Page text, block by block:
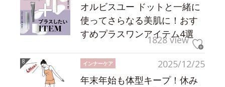
オルビスユー ドットと一緒に
使ってさらなる美肌に！おす
すめプラスワンアイテム4選
1828 view
2025/12/25
インナーケア
年末年始も体型キープ！休み